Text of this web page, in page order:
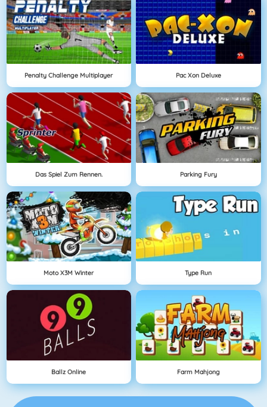
Penalty Challenge Multiplayer Pac Xon Deluxe
Das Spiel Zum Rennen. Parking Fury
Moto X3M Winter Type Run
Ballz Online Farm Mahjong